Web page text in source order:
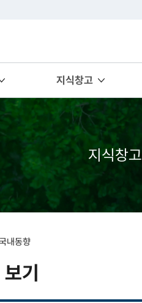
지식창고
지식창고
내동향
기